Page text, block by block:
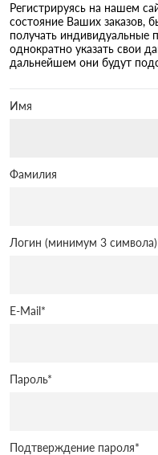
Регистрируясь на нашем
состояние Ваших заказов,
получать индивидуальные
однократно указать свои
дальнейшем они будут
Имя
Фамилия
Логин (минимум 3 символа)
E-Mail*
Пароль*
Подтверждение пароля*